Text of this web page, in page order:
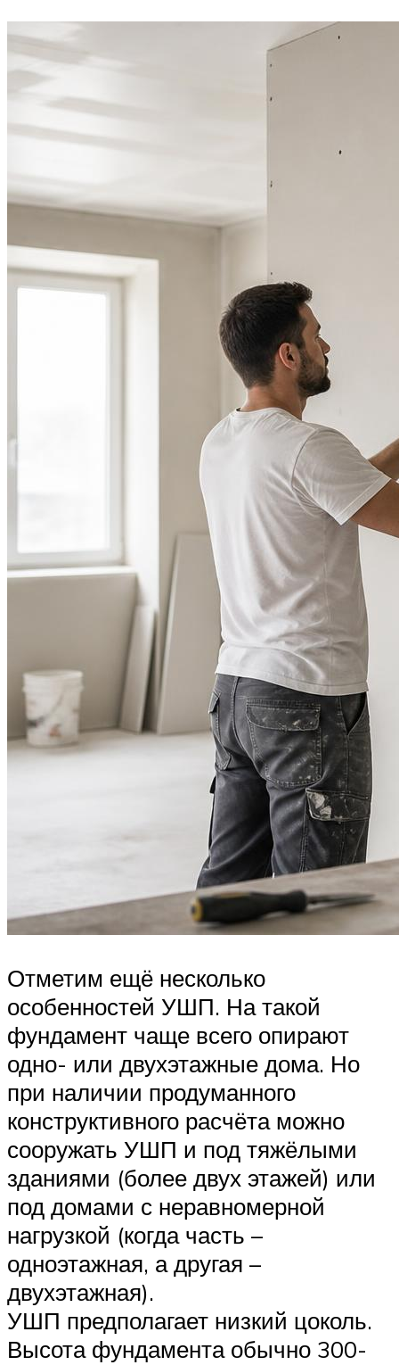
Отметим ещё несколько
особенностей УШП. На такой
фундамент чаще всего опирают
одно- или двухэтажные дома. Но
при наличии продуманного
конструктивного расчёта можно
сооружать УШП и под тяжёлыми
зданиями (более двух этажей) или
под домами с неравномерной
нагрузкой (когда часть –
одноэтажная, а другая –
двухэтажная).
УШП предполагает низкий цоколь.
Высота фундамента обычно 300-